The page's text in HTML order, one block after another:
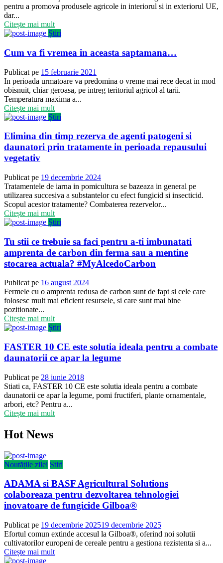
pentru a promova produsele agricole in interiorul si in exteriorul UE,
dar...
Citește mai mult
Știri
Cum va fi vremea in aceasta saptamana…
Publicat pe 15 februarie 2021
In perioada urmatoare va predomina o vreme mai rece decat in mod
obisnuit, chiar geroasa, pe intreg teritoriul agricol al tarii.
Temperatura maxima a...
Citește mai mult
Știri
Elimina din timp rezerva de agenti patogeni si
daunatori prin tratamente in perioada repausului
vegetativ
Publicat pe 19 decembrie 2024
Tratamentele de iarna in pomicultura se bazeaza in general pe
utilizarea succesiva a substantelor cu efect fungicid si insecticid.
Scopul acestor tratamente? Combaterea rezervelor...
Citește mai mult
Știri
Tu stii ce trebuie sa faci pentru a-ti imbunatati
amprenta de carbon din ferma sau a mentine
stocarea actuala? #MyAlcedoCarbon
Publicat pe 16 august 2024
Fermele cu o amprenta redusa de carbon sunt de fapt si cele care
folosesc mult mai eficient resursele, si care sunt mai bine
pozitionate...
Citește mai mult
Știri
FASTER 10 CE este solutia ideala pentru a combate
daunatorii ce apar la legume
Publicat pe 28 iunie 2018
Stiati ca, FASTER 10 CE este solutia ideala pentru a combate
daunatorii ce apar la legume, pomi fructiferi, plante ornamentale,
arbori, etc? Pentru a...
Citește mai mult
Hot News
Noutățile zilei Știri
ADAMA si BASF Agricultural Solutions
colaboreaza pentru dezvoltarea tehnologiei
inovatoare de fungicide Gilboa®
Publicat pe 19 decembrie 202519 decembrie 2025
Efortul comun extinde accesul la Gilboa®, oferind noi solutii
cultivatorilor europeni de cereale pentru a gestiona rezistenta si a...
Citește mai mult